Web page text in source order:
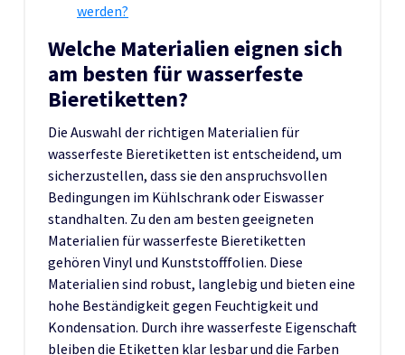
werden?
Welche Materialien eignen sich
am besten für wasserfeste
Bieretiketten?
Die Auswahl der richtigen Materialien für
wasserfeste Bieretiketten ist entscheidend, um
sicherzustellen, dass sie den anspruchsvollen
Bedingungen im Kühlschrank oder Eiswasser
standhalten. Zu den am besten geeigneten
Materialien für wasserfeste Bieretiketten
gehören Vinyl und Kunststofffolien. Diese
Materialien sind robust, langlebig und bieten eine
hohe Beständigkeit gegen Feuchtigkeit und
Kondensation. Durch ihre wasserfeste Eigenschaft
bleiben die Etiketten klar lesbar und die Farben